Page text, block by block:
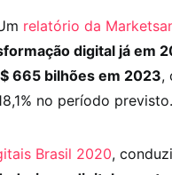
relatório da
digital já em
665 bilhões em 2023,
no período previsto.
Brasil 2020,